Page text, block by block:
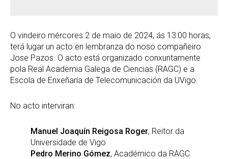
O vindeiro mércores 2 de maio de 2024, ás 13:00 horas,
terá lugar un acto en lembranza do noso compañeiro
Jose Pazos. O acto está organizado conxuntamente
pola Real Academia Galega de Ciencias (RAGC) e a
Escola de Enxeñaría de Telecomunicación da UVigo.
No acto interviran:
Manuel Joaquín Reigosa Roger, Reitor da
Universidade de Vigo
Pedro Merino Gómez, Académico da RAGC